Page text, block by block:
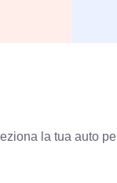
la tua auto